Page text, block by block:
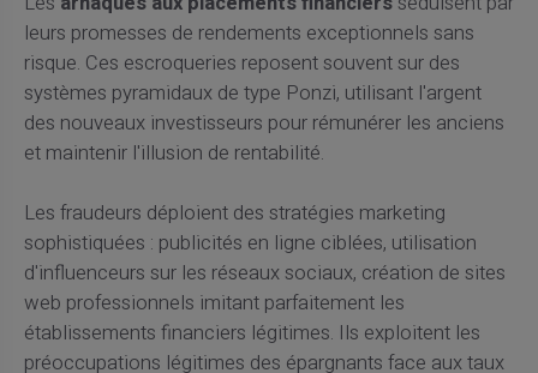
leurs promesses de rendements exceptionnels sans
risque. Ces escroqueries reposent souvent sur des
systèmes pyramidaux de type Ponzi, utilisant l'argent
des nouveaux investisseurs pour rémunérer les anciens
et maintenir l'illusion de rentabilité.
Les fraudeurs déploient des stratégies marketing
sophistiquées : publicités en ligne ciblées, utilisation
d'influenceurs sur les réseaux sociaux, création de sites
web professionnels imitant parfaitement les
établissements financiers légitimes. Ils exploitent les
préoccupations légitimes des épargnants face aux taux